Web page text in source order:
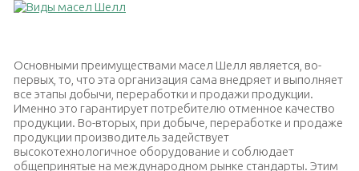
Основными преимуществами масел Шелл является, во-
первых, то, что эта организация сама внедряет и выполняет
все этапы добычи, переработки и продажи продукции.
Именно это гарантирует потребителю отменное качество
продукции. Во-вторых, при добыче, переработке и продаже
продукции производитель задействует
высокотехнологичное оборудование и соблюдает
общепринятые на международном рынке стандарты. Этим